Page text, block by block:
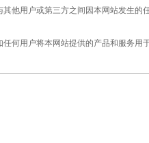
他用户或第三方之间因本网站发生的
何用户将本网站提供的产品和服务用